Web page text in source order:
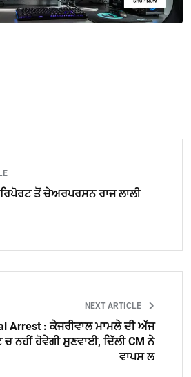
ਤੋਂ ਚੇਅਰਪਰਸਨ ਰਾਜ ਲਾਲੀ
NEXT ARTICLE
Arrest : ਕੇਜਰੀਵਾਲ ਮਾਮਲੇ ਦੀ ਅੱਜ
ਨਹੀਂ ਹੋਵੇਗੀ ਸੁਣਵਾਈ, ਦਿੱਲੀ CM ਨੇ
ਵਾਪਸ ਲ